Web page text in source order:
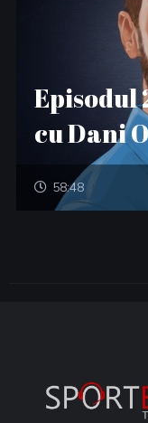
Episodul
cu Dani
58:48